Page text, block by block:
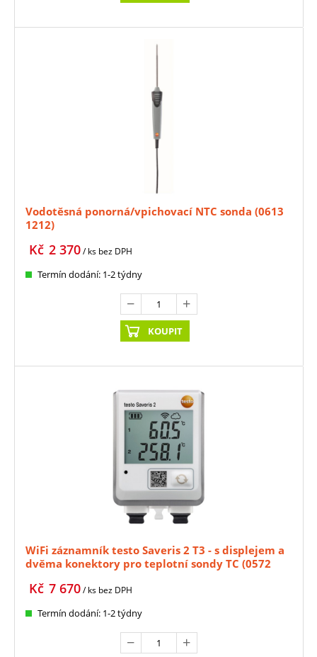
Vodotěsná ponorná/vpichovací NTC sonda (0613
1212)
2 370
Kč / ks bez DPH
Termín dodání: 1-2 týdny
KOUPIT
WiFi záznamník testo Saveris 2 T3 - s displejem a
dvěma konektory pro teplotní sondy TC (0572
7 670
Kč / ks bez DPH
Termín dodání: 1-2 týdny